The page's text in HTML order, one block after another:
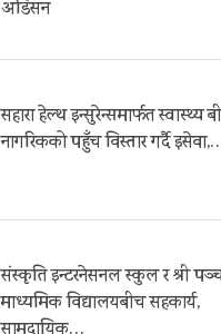
अडिसन
सहारा हेल्थ इन्सुरेन्समार्फत स्वास्थ्य
नागरिकको पहुँच विस्तार गर्दै
संस्कृति इन्टरनेसनल स्कुल र श्री
माध्यमिक विद्यालयबीच सहकार्य,